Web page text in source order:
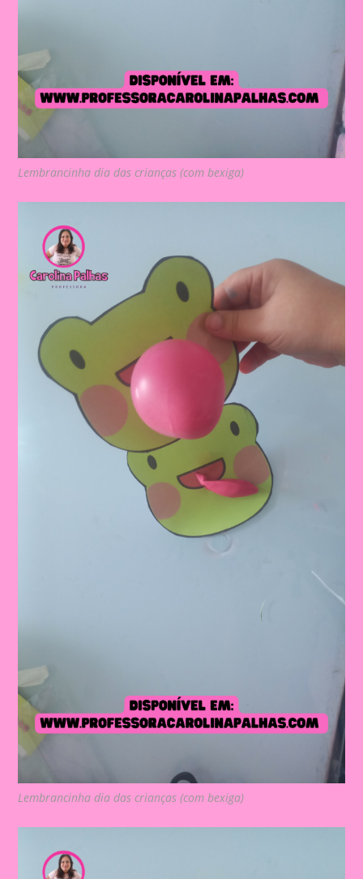
Lembrancinha dia das crianças (com bexiga)
Lembrancinha dia das crianças (com bexiga)